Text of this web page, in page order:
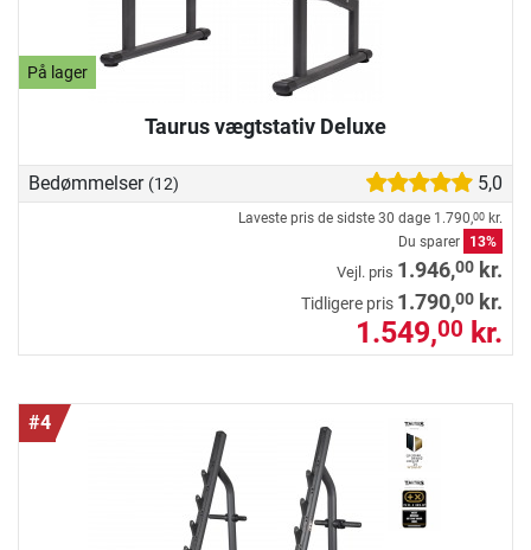
På lager
Taurus vægtstativ Deluxe
Bedømmelser (12) 5,0
Laveste pris de sidste 30 dage 1.790,00 kr.
Du sparer
13%
Vejl. pris 1.946,00 kr.
Tidligere pris 1.790,00 kr.
1.549,00 kr.
#4